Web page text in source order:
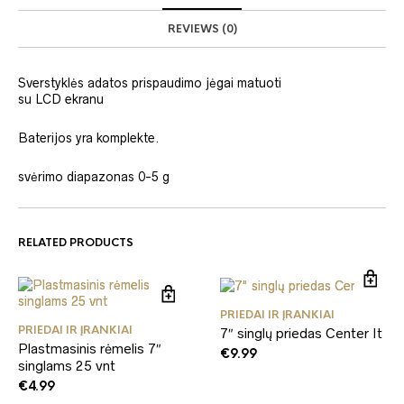
REVIEWS (0)
Sverstyklės adatos prispaudimo jėgai matuoti
su LCD ekranu
Baterijos yra komplekte.
svėrimo diapazonas 0-5 g
RELATED PRODUCTS
PRIEDAI IR ĮRANKIAI
Plastmasinis rėmelis 7″
singlams 25 vnt
€4.99
PRIEDAI IR ĮRANKIAI
7″ singlų priedas Center It
€9.99